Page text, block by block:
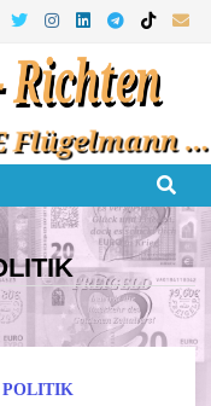
POLITIK